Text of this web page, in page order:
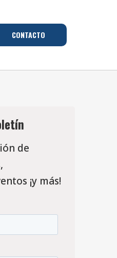
CONTACTO
de
¡y más!